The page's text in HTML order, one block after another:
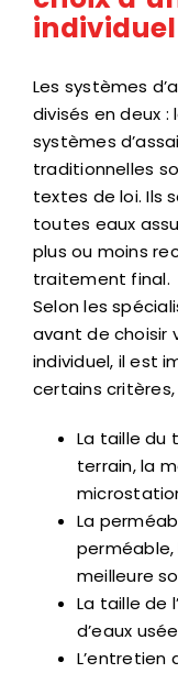
individuel
Les systèmes
divisés en deux
systèmes
traditionnelles
textes de loi. Ils
toutes eaux
plus ou moins
traitement final.
Selon les
avant de choisir
individuel, il est
certains
La taille du
terrain, la
La
meilleure
La taille de
d’eaux
L’entretien